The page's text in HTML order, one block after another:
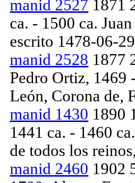
manid 2527 1871
ca. - 1500 ca.
escrito 1478-06-
manid 2528 1877
Pedro Ortiz, 1469
León, Corona de,
manid 1430 1890
1441 ca. - 1460
de todos los
manid 2460 1902